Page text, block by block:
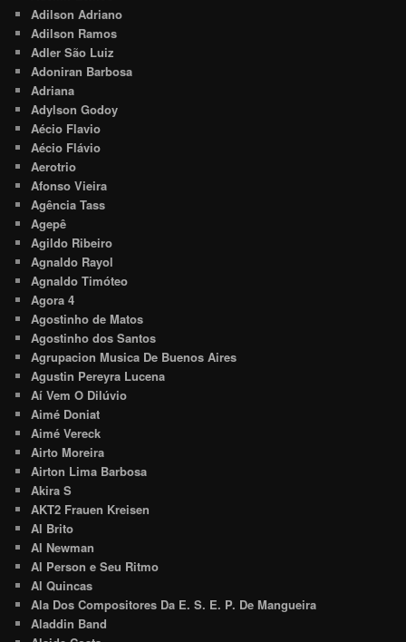
Adilson Adriano
Adilson Ramos
Adler São Luiz
Adoniran Barbosa
Adriana
Adylson Godoy
Aécio Flavio
Aécio Flávio
Aerotrio
Afonso Vieira
Agência Tass
Agepê
Agildo Ribeiro
Agnaldo Rayol
Agnaldo Timóteo
Agora 4
Agostinho de Matos
Agostinho dos Santos
Agrupacion Musica De Buenos Aires
Agustin Pereyra Lucena
Aí Vem O Dilúvio
Aimé Doniat
Aimé Vereck
Airto Moreira
Airton Lima Barbosa
Akira S
AKT2 Frauen Kreisen
Al Brito
Al Newman
Al Person e Seu Ritmo
Al Quincas
Ala Dos Compositores Da E. S. E. P. De Mangueira
Aladdin Band